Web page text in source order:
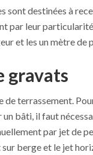
sont destinées à
par leur
et les un mètre de
gravats
de terrassement.
bâti, il faut
par jet de
berge et le jet